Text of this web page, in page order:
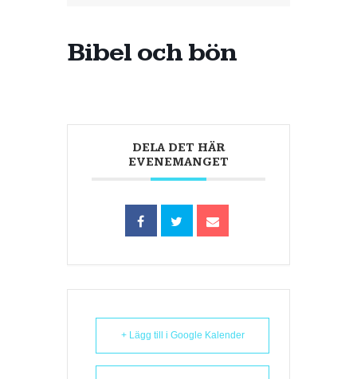
Bibel och bön
DELA DET HÄR
EVENEMANGET
+ Lägg till i Google Kalender